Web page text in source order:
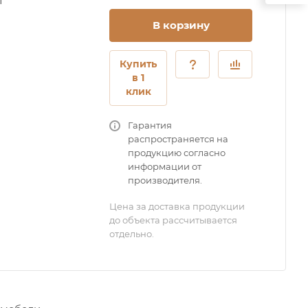
В корзину
Купить
в 1
клик
Гарантия
распространяется на
продукцию согласно
информации от
производителя.
Цена за доставка продукции
до объекта рассчитывается
отдельно.